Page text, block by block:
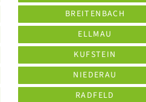
BREITENBACH
ELLMAU
KUFSTEIN
NIEDERAU
RADFELD